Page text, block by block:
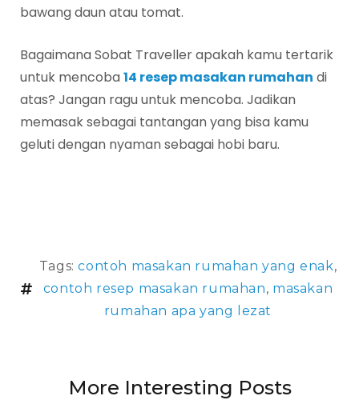
bawang daun atau tomat.
Bagaimana Sobat Traveller apakah kamu tertarik
untuk mencoba14 resep masakan rumahan di
atas? Jangan ragu untuk mencoba. Jadikan
memasak sebagai tantangan yang bisa kamu
geluti dengan nyaman sebagai hobi baru.
Tags:contoh masakan rumahan yang enak,
contoh resep masakan rumahan, masakan
rumahan apa yang lezat
More Interesting Posts